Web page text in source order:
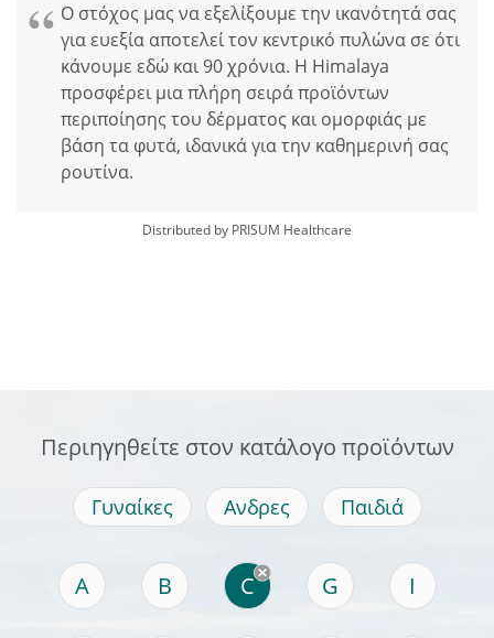
Ο στόχος μας να εξελίξουμε την ικανότητά σας
για ευεξία αποτελεί τον κεντρικό πυλώνα σε ότι
κάνουμε εδώ και 90 χρόνια. Η Himalaya
προσφέρει μια πλήρη σειρά προϊόντων
περιποίησης του δέρματος και ομορφιάς με
βάση τα φυτά, ιδανικά για την καθημερινή σας
ρουτίνα.
Distributed by PRISUM Healthcare
Περιηγηθείτε στον κατάλογο προϊόντων
Γυναίκες Ανδρες Παιδιά
A B C G I